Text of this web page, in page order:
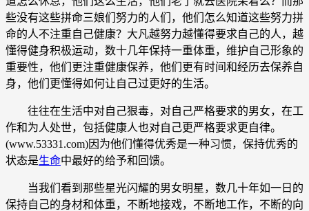
些没有这些拼命三娘们努力的人们，他们怎么知道这些努力拼
命的人不注重自己健康？大凡越努力越懂得要求自己的人，越
懂得健身积极运动，数十几年保持一重体重，维护自己形象的
重要性，他们更注重健康保养，他们更有时间和经历去保养自
身，他们更懂得如何让自己过更好的生活。
往往在生活中对自己狠毒，对自己严格要求的男女，在工
作和为人处世，包括健康人也对自己更严格要求更自律。
(www.53331.com)因为他们懂得优秀是一种习惯，保持优秀的
状态是生命中最好的给予和回馈。
当我们看到那些星光闪耀的男女明星，数几十年如一日的
保持自己的身材和体重，不断地接戏，不断地工作，不断的向